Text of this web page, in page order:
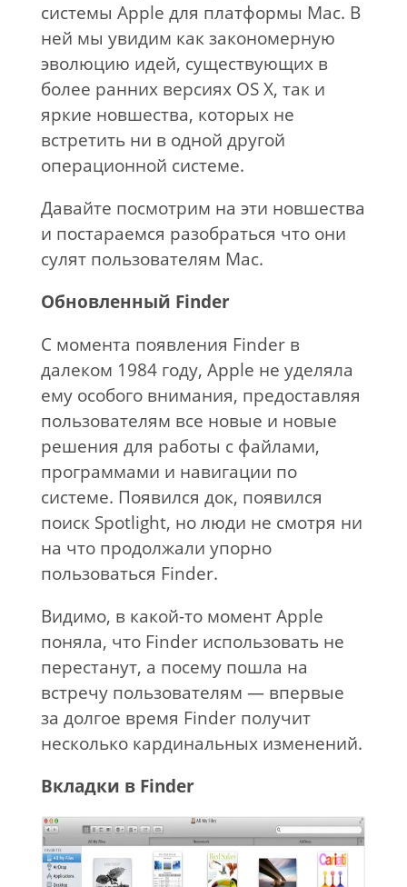
системы Apple для платформы Mac. В
ней мы увидим как закономерную
эволюцию идей, существующих в
более ранних версиях OS X, так и
яркие новшества, которых не
встретить ни в одной другой
операционной системе.
Давайте посмотрим на эти новшества
и постараемся разобраться что они
сулят пользователям Mac.
Обновленный Finder
С момента появления Finder в
далеком 1984 году, Apple не уделяла
ему особого внимания, предоставляя
пользователям все новые и новые
решения для работы с файлами,
программами и навигации по
системе. Появился док, появился
поиск Spotlight, но люди не смотря ни
на что продолжали упорно
пользоваться Finder.
Видимо, в какой-то момент Apple
поняла, что Finder использовать не
перестанут, а посему пошла на
встречу пользователям — впервые
за долгое время Finder получит
несколько кардинальных изменений.
Вкладки в Finder